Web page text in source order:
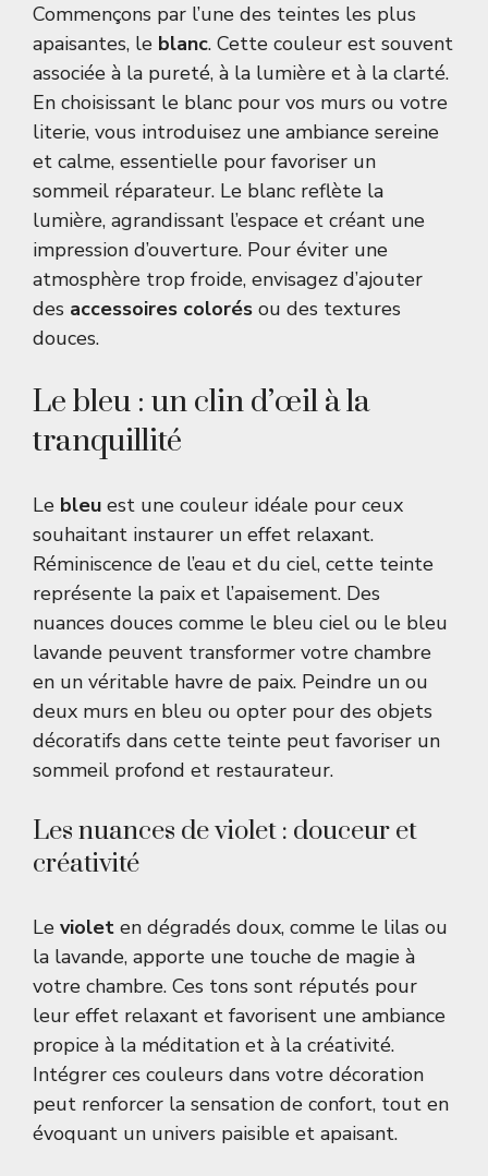
Commençons par l’une des teintes les plus
apaisantes, le blanc. Cette couleur est souvent
associée à la pureté, à la lumière et à la clarté.
En choisissant le blanc pour vos murs ou votre
literie, vous introduisez une ambiance sereine
et calme, essentielle pour favoriser un
sommeil réparateur. Le blanc reflète la
lumière, agrandissant l’espace et créant une
impression d’ouverture. Pour éviter une
atmosphère trop froide, envisagez d’ajouter
des accessoires colorés ou des textures
douces.
Le bleu : un clin d’œil à la
tranquillité
Le bleu est une couleur idéale pour ceux
souhaitant instaurer un effet relaxant.
Réminiscence de l’eau et du ciel, cette teinte
représente la paix et l’apaisement. Des
nuances douces comme le bleu ciel ou le bleu
lavande peuvent transformer votre chambre
en un véritable havre de paix. Peindre un ou
deux murs en bleu ou opter pour des objets
décoratifs dans cette teinte peut favoriser un
sommeil profond et restaurateur.
Les nuances de violet : douceur et
créativité
Le violet en dégradés doux, comme le lilas ou
la lavande, apporte une touche de magie à
votre chambre. Ces tons sont réputés pour
leur effet relaxant et favorisent une ambiance
propice à la méditation et à la créativité.
Intégrer ces couleurs dans votre décoration
peut renforcer la sensation de confort, tout en
évoquant un univers paisible et apaisant.